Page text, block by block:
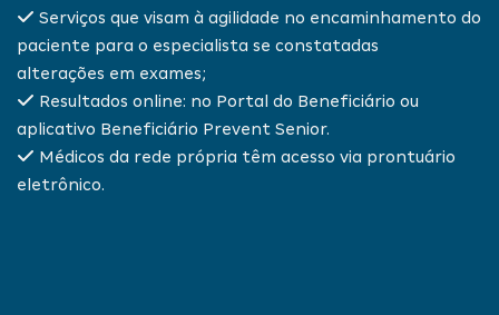
Serviços que visam à agilidade no encaminhamento do
paciente para o especialista se constatadas
alterações em exames;
Resultados online: no Portal do Beneficiário ou
aplicativo Beneficiário Prevent Senior.
Médicos da rede própria têm acesso via prontuário
eletrônico.